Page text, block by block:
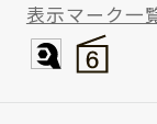
表示マーク一